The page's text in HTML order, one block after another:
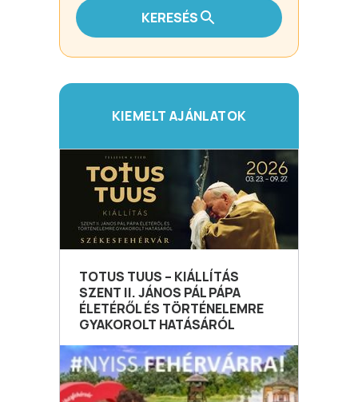
KERESÉS
KIEMELT AJÁNLATOK
TOTUS TUUS – KIÁLLÍTÁS
SZENT II. JÁNOS PÁL PÁPA
ÉLETÉRŐL ÉS TÖRTÉNELEMRE
GYAKOROLT HATÁSÁRÓL